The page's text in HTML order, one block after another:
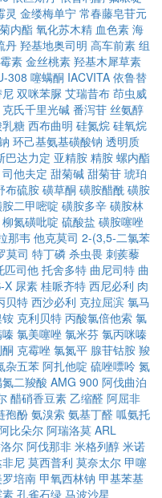
灵 金缕梅单宁 常春藤皂苷元
内酯 氧化苏木精 血色素 海
丹 羟基地奥司明 高车前素 组
素 金丝桃素 羟基木犀草素
308 噻螨酮 IACVITA 依鲁替
双咪苯脲 艾瑞昔布 茚虫威
克氏千里光碱 番泻苷 丝氨醇
糖 西布曲明 硅氮烷 硅氧烷
环己基氨基磺酸钠 透明质
巴达力定 亚精胺 精胺 螺内酯
司他夫定 甜菊碱 甜菊苷 琥珀
布硫胺 磺草酮 磺胺醋酰 磺胺
二甲嘧啶 磺胺多辛 磺胺林
柳氮磺吡啶 硫酸盐 磺胺噻唑
那韦 他克莫司 2-(3,5-二氯苯
莫司 特丁磷 杀虫畏 刺蒺藜
匹司他 托舍多特 曲尼司特 曲
X 尿素 桂哌齐特 西尼必利 肉
贝特 西沙必利 克拉屈滨 氯马
克利贝特 丙酸氯倍他索 氯
氯美噻唑 氯米芬 氯丙咪嗪
克霉唑 氯氮平 腺苷钴胺 羧
杂五苯 阿扎他啶 硫唑嘌呤 氮
二羧酸 AMG 900 阿伐曲泊
醋硝香豆素 乙缩醛 阿屈非
孢酚 氨溴索 氨基丁醛 呱氨托
比朵尔 阿瑞洛莫 ARL
尔 阿伐那非 米格列醇 米诺
尼 莫西普利 莫奈太尔 甲噻
罗培南 甲氧西林钠 甲基苯基
孔雀石绿 马波沙星